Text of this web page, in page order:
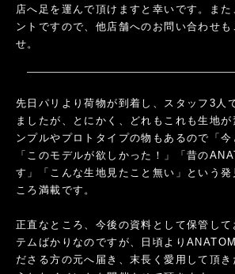
店へ足を運んで頂けますと幸いです。ま
ントですので、他店舗へのお問い合わせも
せ。
先日パリより荷物が到着し、スタッフ3人
ましたが、とにかく、どれもこれも生地
ンプルやプロトタイプの物もあるので「今
「このモデルが欲しかった！」「昔の
す」「こんな生地見たこと無い」という
ころ満載です。
正直なところ、今後の資料として保管して
テムばかりなのですが、日頃より
ださる方の元へ届き、末長く愛用して頂き